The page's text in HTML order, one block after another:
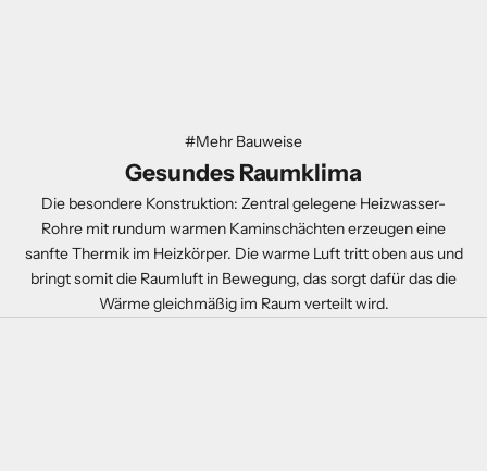
#Mehr Bauweise
Gesundes Raumklima
Die besondere Konstruktion: Zentral gelegene Heizwasser-
Rohre mit rundum warmen Kaminschächten erzeugen eine
sanfte Thermik im Heizkörper. Die warme Luft tritt oben aus und
bringt somit die Raumluft in Bewegung, das sorgt dafür das die
Wärme gleichmäßig im Raum verteilt wird.